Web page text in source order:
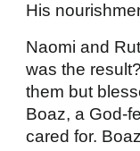
His
Naomi and
was the
them but
Boaz, a God-
cared for.